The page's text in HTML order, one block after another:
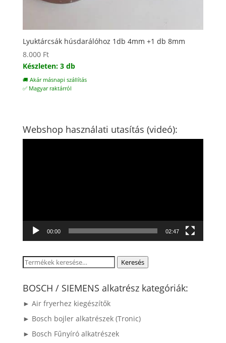
Lyuktárcsák húsdarálóhoz 1db 4mm +1 db 8mm
8.000 Ft
Készleten: 3 db
🚚 Akár másnapi szállítás
✅ Magyar raktárról
Webshop használati utasítás (videó):
00:00 02:47
Keresés
következőre:
Keresés
BOSCH / SIEMENS alkatrész kategóriák:
► Air fryerhez kiegészítők
► Bosch bojler alkatrészek (Tronic)
► Bosch Fűnyíró alkatrészek